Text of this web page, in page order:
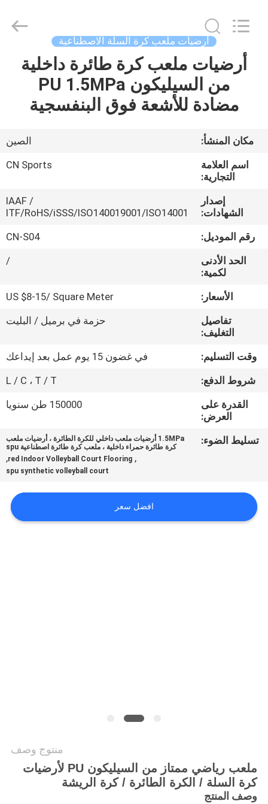
مسكن
منتجات
معلومات
عنا
المعمل
مراقبة
الجودة
اتصل
بنا
اطلب
اقتباس
PRIVACY
Materials
أرضيات ملعب كرة السلة الاصطناعية
أرضيات ملعب كرة طائرة داخلية
من السيليكون PU 1.5MPa
مضادة للأشعة فوق البنفسجية
مكان المنشأ:
الصين
اسم العلامة
التجارية:
CN Sports
إصدار
الشهادات:
IAAF /
ITF/RoHS/iSSS/ISO140019001/ISO14001
رقم الموديل:
CN-S04
الحد الأدنى
لكمية:
/
الأسعار:
US $8-15/ Square Meter
تفاصيل
التغليف:
حزمة في برميل / البليت
وقت التسليم:
في غضون 15 يوم عمل بعد إيداعك
شروط الدفع:
L / C ، T / T
القدرة على
العرض:
150000 طن سنويا
تسليط الضوء:
1.5MPa أرضيات ملعب داخلي للكرة الطائرة ، أرضيات ملعب
كرة طائرة حمراء داخلية ، ملعب كرة طائرة اصطناعية spu
,
red Indoor Volleyball Court Flooring
,
spu synthetic volleyball court
افضل سعر
منتوج وصف
ملعب رياضي ممتاز من السيليكون PU لأرضيات
كرة السلة / الكرة الطائرة / كرة الريشة
وصف المنتج